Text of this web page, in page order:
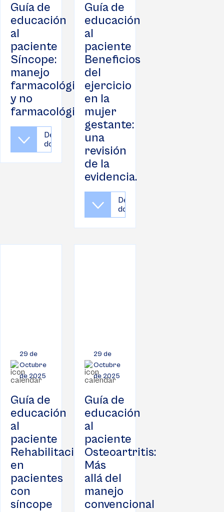
Guía de
educación
al
paciente
Síncope:
manejo
farmacológico
y no
farmacológico
Descargar
documento
Guía de
educación
al
paciente
Beneficios
del
ejercicio
en la
mujer
gestante:
una
revisión
de la
evidencia.
Descargar
documento
29 de
Octubre
de 2025
Guía de
educación
al
paciente
Rehabilitación
en
pacientes
con
síncope
29 de
Octubre
de 2025
Guía de
educación
al
paciente
Osteoartritis:
Más
allá del
manejo
convencional